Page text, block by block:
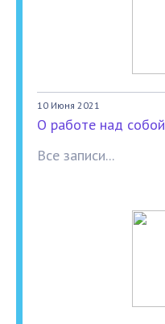
10 Июня 2021
О работе над собой
Все записи...